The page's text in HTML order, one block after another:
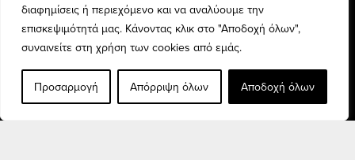
διαφημίσεις ή περιεχόμενο και να αναλύουμε την
επισκεψιμότητά μας. Κάνοντας κλικ στο "Αποδοχή όλων",
συναινείτε στη χρήση των cookies από εμάς.
Προσαρμογή Απόρριψη όλων Αποδοχή όλων
Discover the finest fashion